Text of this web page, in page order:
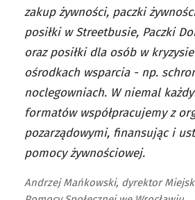
zakup żywności, paczki
posiłki w Streetbusie, Paczki
oraz posiłki dla osób w
ośrodkach wsparcia - np.
noclegowniach. W niemal
formatów współpracujemy z
pozarządowymi, finansując i
pomocy żywnościowej.
Andrzej Mańkowski, dyrektor